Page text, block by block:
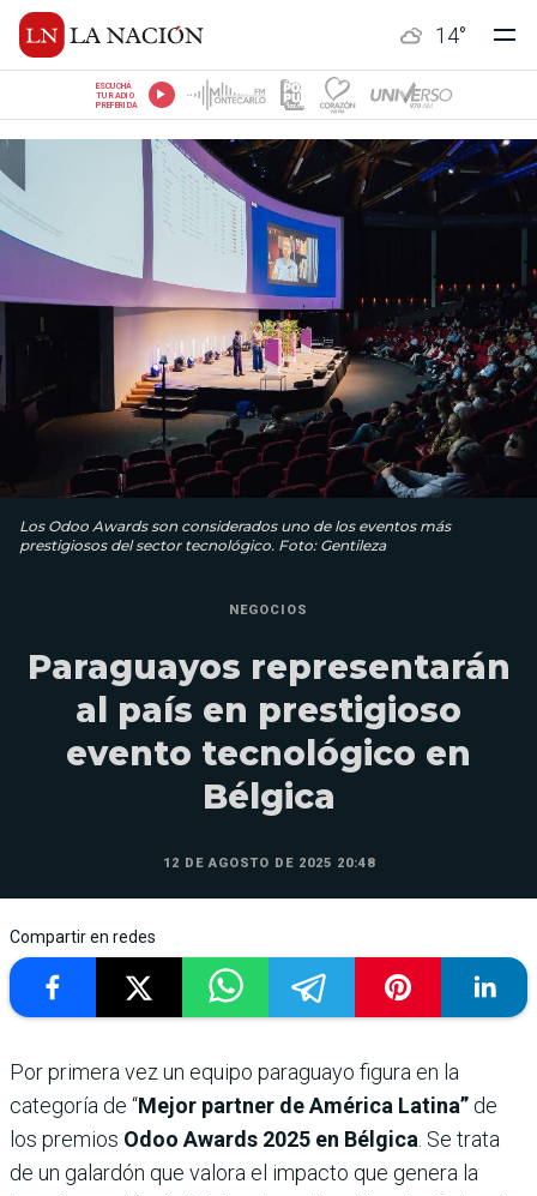
14°
ESCUCHÁ
TU RADIO
PREFERIDA
Los Odoo Awards son considerados uno de los eventos más
prestigiosos del sector tecnológico. Foto: Gentileza
NEGOCIOS
Paraguayos representarán
al país en prestigioso
evento tecnológico en
Bélgica
12 DE AGOSTO DE 2025 20:48
Compartir en redes
Por primera vez un equipo paraguayo figura en la
categoría de “Mejor partner de América Latina” de
los premios Odoo Awards 2025 en Bélgica . Se trata
de un galardón que valora el impacto que genera la